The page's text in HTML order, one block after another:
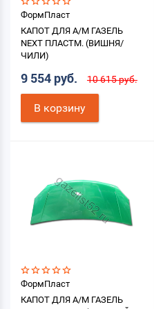
ФормПласт
КАПОТ ДЛЯ А/М ГАЗЕЛЬ
NEXT ПЛАСТМ. (ВИШНЯ/
ЧИЛИ)
9 554 руб. 10 615 руб.
В корзину
ФормПласт
КАПОТ ДЛЯ А/М ГАЗЕЛЬ